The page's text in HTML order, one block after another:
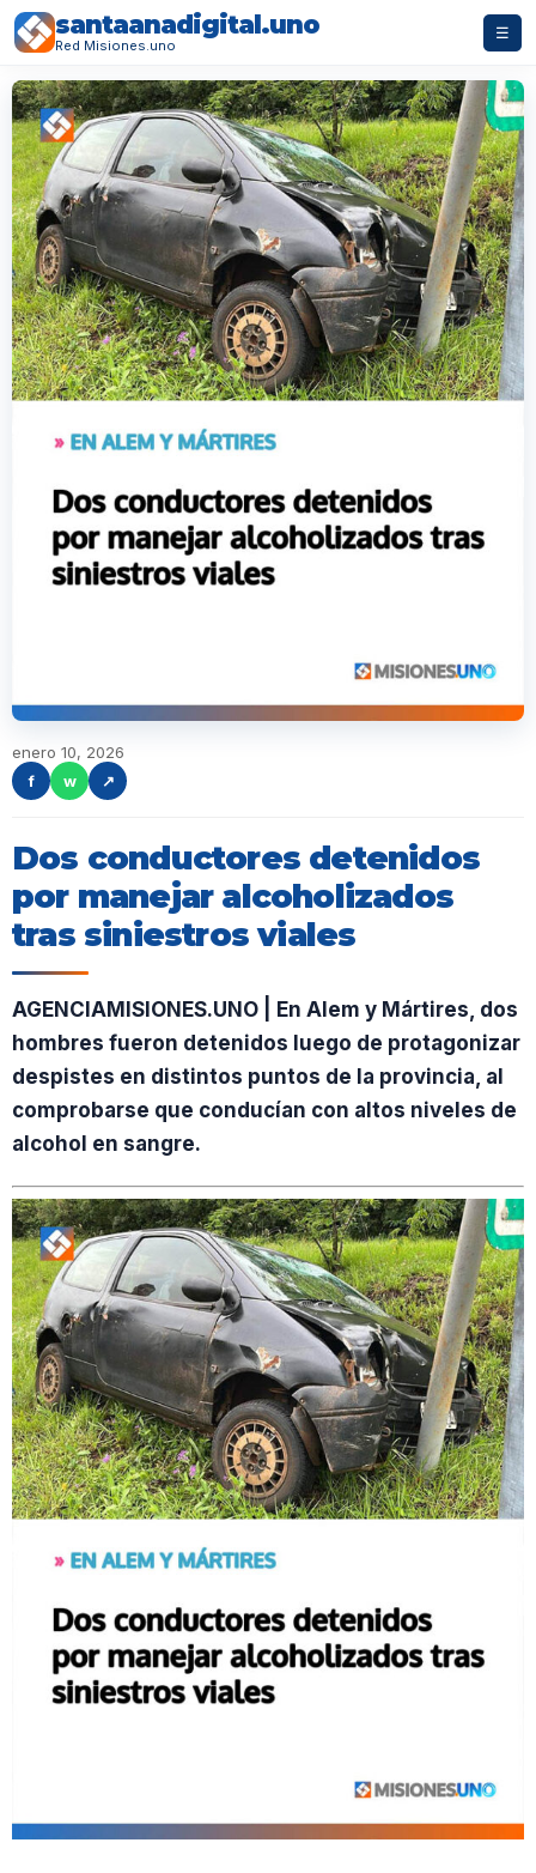
santaanadigital.uno
Red Misiones.uno
☰
enero 10, 2026
f
w ↗
Dos conductores detenidos
por manejar alcoholizados
tras siniestros viales
AGENCIAMISIONES.UNO | En Alem y Mártires, dos
hombres fueron detenidos luego de protagonizar
despistes en distintos puntos de la provincia, al
comprobarse que conducían con altos niveles de
alcohol en sangre.